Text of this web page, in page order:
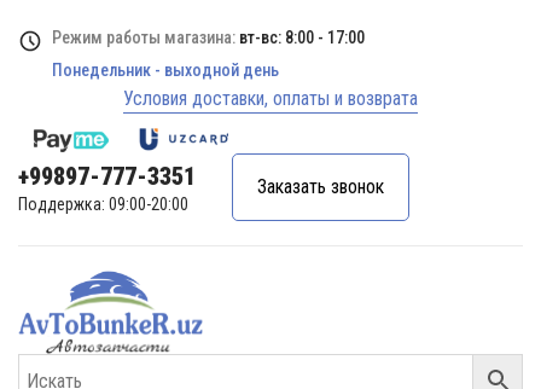
Режим работы магазина: вт-вс: 8:00 - 17:00
Понедельник - выходной день
Условия доставки, оплаты и возврата
+99897-777-3351
Поддержка: 09:00-20:00
Заказать звонок